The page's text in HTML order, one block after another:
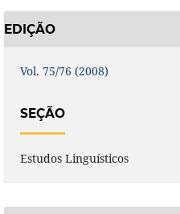
EDIÇÃO
Vol. 75/76 (2008)
SEÇÃO
Estudos Linguísticos